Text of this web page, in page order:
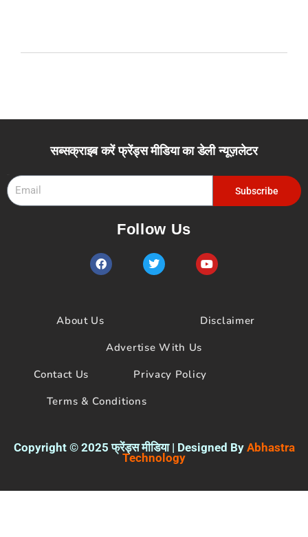
सब्सक्राइब करें फ्रेंड्स मीडिया का डेली न्यूज़लेटर
Subscribe
Follow Us
F
a
o
T
w
Y
o
b
e
About Us
Disclaimer
Advertise With Us
Contact Us
Privacy Policy
Terms & Conditions
Copyright © 2025 फ्रेंड्स मीडिया | Designed By Abhastra
Technology